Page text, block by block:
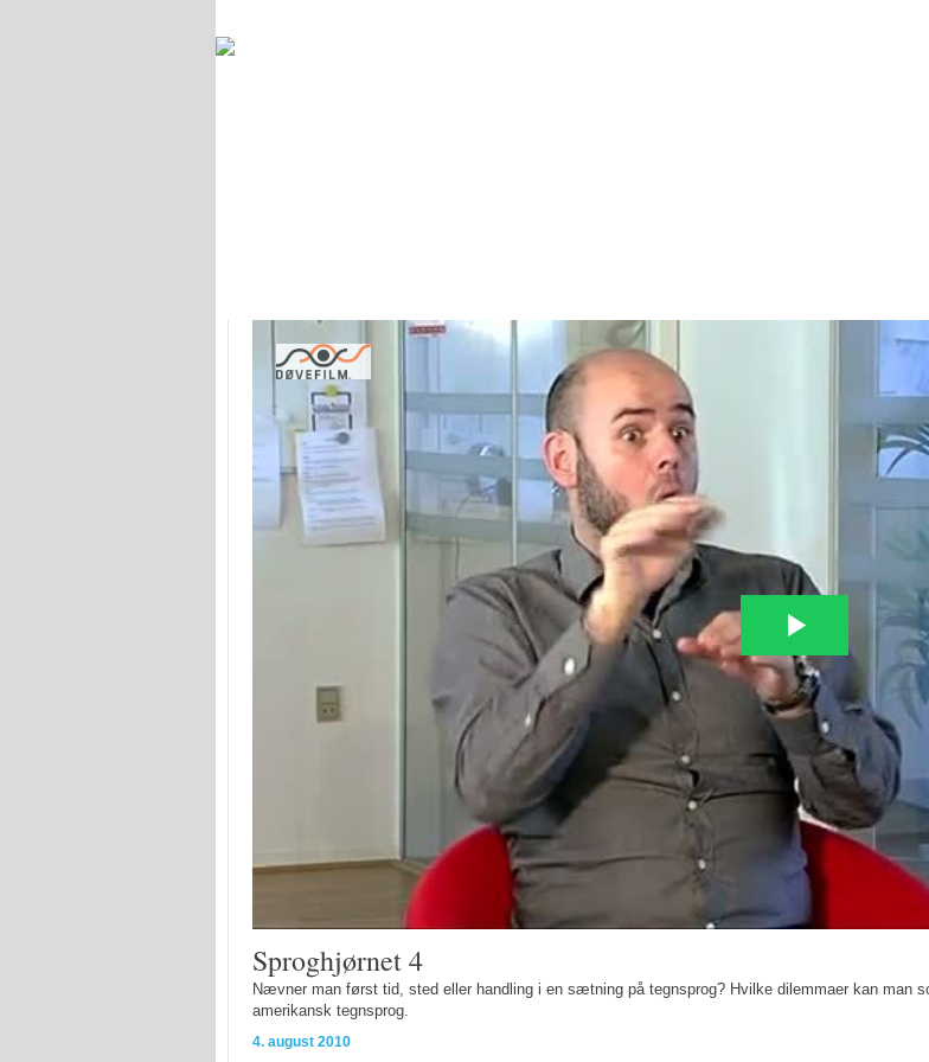
Sproghjørnet 4
Nævner man først tid, sted eller handling i en sætning på tegnsprog? Hvilke dilemmaer kan man
amerikansk tegnsprog.
4. august 2010